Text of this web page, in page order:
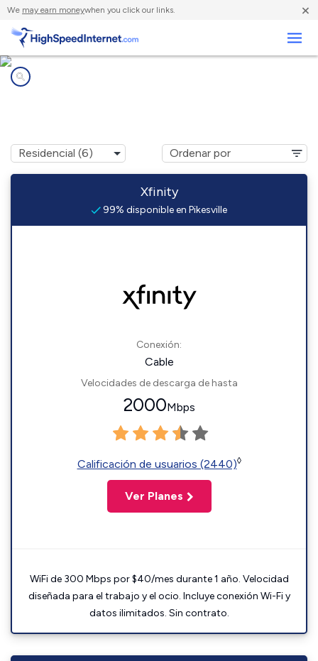
We may earn moneywhen you click our links. ×
Xfinity
99% disponible en Pikesville
Conexión:
Cable
Velocidades de descarga de hasta
2000Mbps
Calificación de usuarios (2440)◊
Ver Planes
WiFi de 300 Mbps por $40/mes durante 1 año. Velocidad
diseñada para el trabajo y el ocio. Incluye conexión Wi-Fi y
datos ilimitados. Sin contrato.